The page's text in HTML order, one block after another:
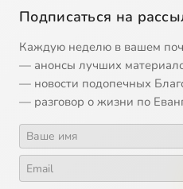
Подписаться на
Каждую неделю в вашем
— анонсы лучших
— новости подопечных
— разговор о жизни по